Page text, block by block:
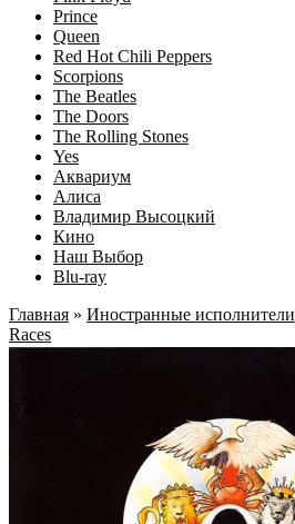
Prince
Queen
Red Hot Chili Peppers
Scorpions
The Beatles
The Doors
The Rolling Stones
Yes
Аквариум
Алиса
Владимир Высоцкий
Кино
Наш Выбор
Blu-ray
Главная » Иностранные исполнители
Races